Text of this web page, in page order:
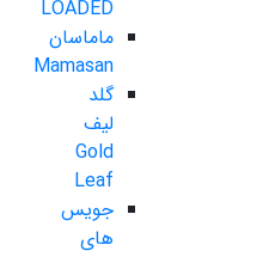
LOADED
ماماسان
Mamasan
گلد
لیف
Gold
Leaf
جویس
های